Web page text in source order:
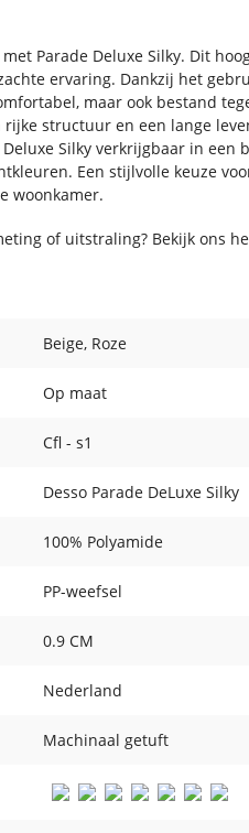
Parade Deluxe Silky. Dit
ervaring. Dankzij het
maar ook bestand
structuur en een lange
Silky verkrijgbaar in een
Een stijlvolle keuze
woonkamer.
of uitstraling? Bekijk ons
Beige, Roze
Op maat
Cfl - s1
Desso Parade DeLuxe Silky
100% Polyamide
PP-weefsel
0.9 CM
Nederland
Machinaal getuft